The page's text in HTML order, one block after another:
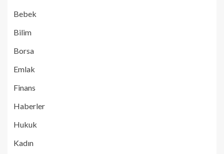
Bebek
Bilim
Borsa
Emlak
Finans
Haberler
Hukuk
Kadın